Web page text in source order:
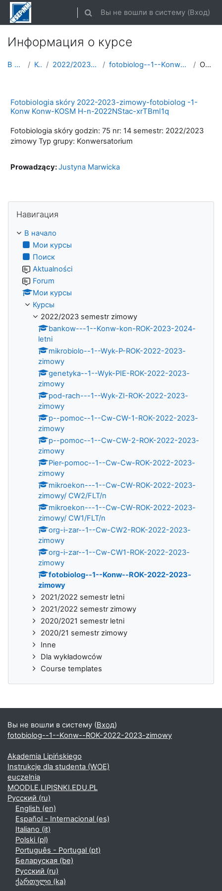
Перейти к основному содержанию
Изменить данные поисковой строки
Вы не вошли в систему (Вход)
Информация о курсе
В начало Курсы 2022/2023 semestr zimowy fotobiolog--1--Konw--ROK-2022-2023-zimowy Описание
Fotobiologia skóry 2022-2023-zimowy-fotobiolog -1-
Konw Konw-KOSM H-n-2022NStac-xrTBml1q
Fotobiologia skóry godzin: 75 nr: 14 semestr: 2022/2023
zimowy Typ grupy: Konwersatorium
Prowadzący:Justyna Marwicka
Навигация
В начало
Мои курсы
Поиск
Aktualności
Forum
Мои курсы
Курсы
2022/2023 semestr zimowy
bankow---1--Konw-kon-ROK-2023-2024-
letni
mikrobiolo--1--Wyk-P-ROK-2022-2023-
zimowy
genetyka--1--Wyk-PIE-ROK-2022-2023-
zimowy
pod-rach---1--Wyk-ZI-ROK-2022-2023-
zimowy
p--pomoc--1--Cw-CW-1-ROK-2022-2023-
zimowy
p--pomoc--1--Cw-CW-2-ROK-2022-2023-
zimowy
Pier-pomoc--1--Cw-Cw-ROK-2022-2023-
zimowy
mikroekon---1--Cw-CW-ROK-2022-2023-
zimowy/ CW2/FLT/n
mikroekon---1--Cw-CW-ROK-2022-2023-
zimowy/ CW1/FLT/n
org-i-zar--1--Cw-CW2-ROK-2022-2023-
zimowy
org-i-zar--1--Cw-CW1-ROK-2022-2023-
zimowy
fotobiolog--1--Konw--ROK-2022-2023-
zimowy
2021/2022 semestr letni
2021/2022 semestr zimowy
2020/2021 semestr letni
2020/21 semestr zimowy
Inne
Dla wykładowców
Course templates
Вы не вошли в систему (Вход)
fotobiolog--1--Konw--ROK-2022-2023-zimowy
Akademia Lipińskiego
Instrukcje dla studenta (WOE)
euczelnia
MOODLE.LIPISNKI.EDU.PL
Русский ‎(ru)‎
English ‎(en)‎
Español - Internacional ‎(es)‎
Italiano ‎(it)‎
Polski ‎(pl)‎
Português - Portugal ‎(pt)‎
Беларуская ‎(be)‎
Русский ‎(ru)‎
ქართული ‎(ka)‎